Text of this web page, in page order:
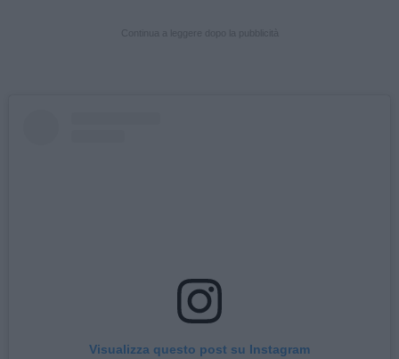
Visualizza questo post su Instagram